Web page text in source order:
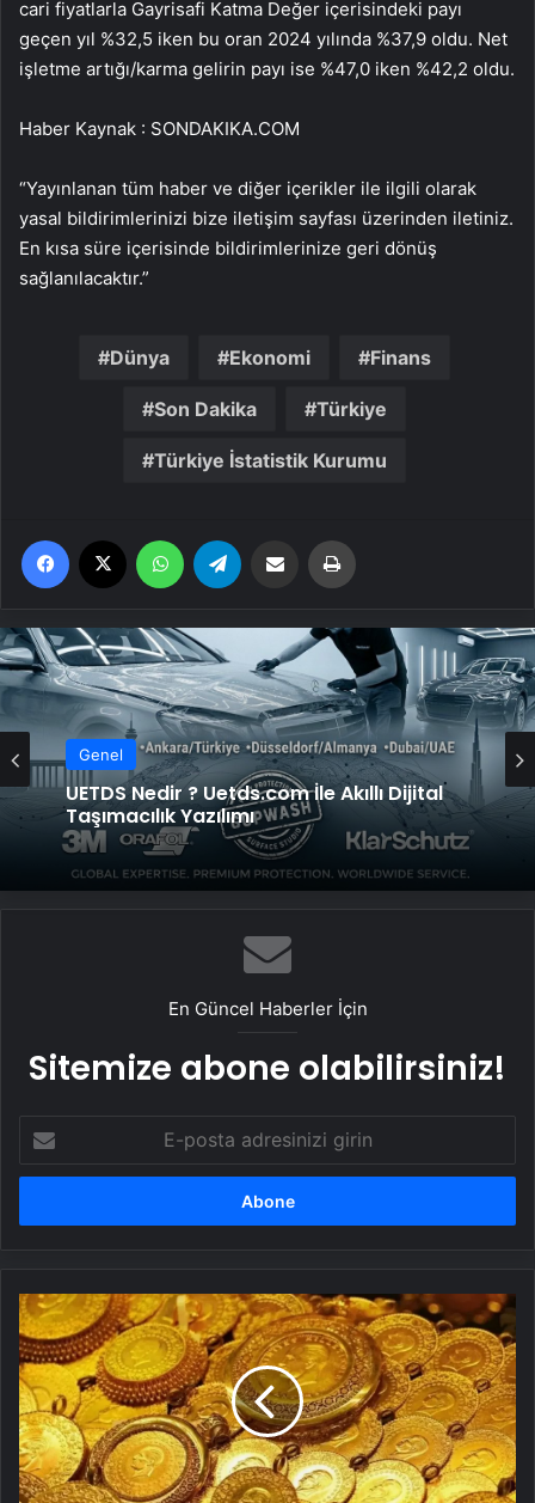
cari fiyatlarla Gayrisafi Katma Değer içerisindeki payı
geçen yıl %32,5 iken bu oran 2024 yılında %37,9 oldu. Net
işletme artığı/karma gelirin payı ise %47,0 iken %42,2 oldu.
Haber Kaynak : SONDAKIKA.COM
“Yayınlanan tüm haber ve diğer içerikler ile ilgili olarak
yasal bildirimlerinizi bize iletişim sayfası üzerinden iletiniz.
En kısa süre içerisinde bildirimlerinize geri dönüş
sağlanılacaktır.”
Dünya Ekonomi Finans
Son Dakika Türkiye
Türkiye İstatistik Kurumu
Facebook WhatsApp Email'den paylaş
Genel
UETDS Nedir ? Uetds.com İle Akıllı Dijital
Taşımacılık Yazılımı
En Güncel Haberler İçin
Sitemize abone olabilirsiniz!
posta
adresinizi
Herkes
altın
fiyatlarındaki
3
rakamına
odaklandı